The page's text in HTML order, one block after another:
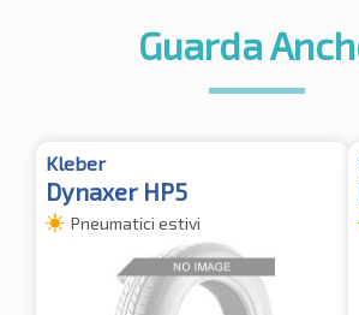
Guarda
Kleber
Dynaxer HP5
Pneumatici estivi